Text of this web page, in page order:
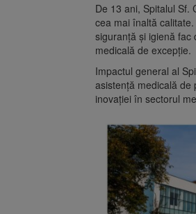
De 13 ani, Spitalul Sf.
cea mai înaltă
siguranță și igienă fac
medicală de excepție.
Impactul general al
asistență medicală de
inovației în sectorul